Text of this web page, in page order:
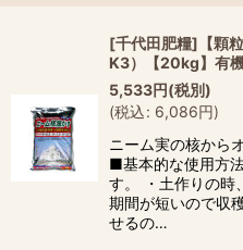
[千代田肥糧]【顆
K3）【20kg】有
5,533円(税別)
(税込: 6,086円)
ニーム実の核から
■基本的な使用方
す。 ・土作りの時
期間が短いので収
せるの…